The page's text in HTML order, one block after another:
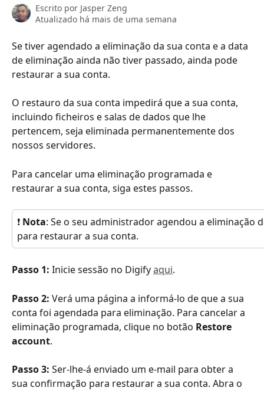
Escrito por Jasper Zeng
Atualizado há mais de uma semana
Se tiver agendado a eliminação da sua conta e a data
de eliminação ainda não tiver passado, ainda pode
restaurar a sua conta.
O restauro da sua conta impedirá que a sua conta,
incluindo ficheiros e salas de dados que lhe
pertencem, seja eliminada permanentemente dos
nossos servidores.
Para cancelar uma eliminação programada e
restaurar a sua conta, siga estes passos.
❗ Nota: Se o seu administrador agendou a eliminação
para restaurar a sua conta.
Passo 1: Inicie sessão no Digify aqui.
Passo 2: Verá uma página a informá-lo de que a sua
conta foi agendada para eliminação. Para cancelar a
eliminação programada, clique no botão Restore
account.
Passo 3: Ser-lhe-á enviado um e-mail para obter a
sua confirmação para restaurar a sua conta. Abra o